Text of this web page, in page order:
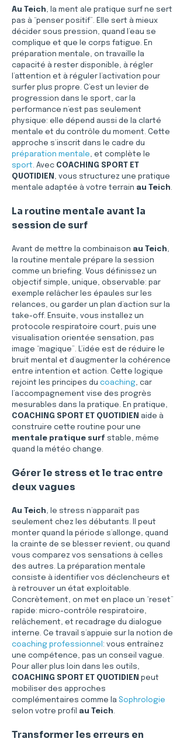
Au Teich, la ment ale pratique surf ne sert
pas à “penser positif”. Elle sert à mieux
décider sous pression, quand l’eau se
complique et que le corps fatigue. En
préparation mentale, on travaille la
capacité à rester disponible, à régler
l’attention et à réguler l’activation pour
surfer plus propre. C’est un levier de
progression dans le sport, car la
performance n’est pas seulement
physique: elle dépend aussi de la clarté
mentale et du contrôle du moment. Cette
approche s’inscrit dans le cadre du
préparation mentale, et complète le
sport. Avec COACHING SPORT ET
QUOTIDIEN , vous structurez une pratique
mentale adaptée à votre terrain au Teich.
La routine mentale avant la
session de surf
Avant de mettre la combinaison au Teich,
la routine mentale prépare la session
comme un briefing. Vous définissez un
objectif simple, unique, observable: par
exemple relâcher les épaules sur les
relances, ou garder un plan d’action sur la
take-off. Ensuite, vous installez un
protocole respiratoire court, puis une
visualisation orientée sensation, pas
image “magique”. L’idée est de réduire le
bruit mental et d’augmenter la cohérence
entre intention et action. Cette logique
rejoint les principes du coaching, car
l’accompagnement vise des progrès
mesurables dans la pratique. En pratique,
COACHING SPORT ET QUOTIDIEN aide à
construire cette routine pour une
mentale pratique surf stable, même
quand la météo change.
Gérer le stress et le trac entre
deux vagues
Au Teich, le stress n’apparaît pas
seulement chez les débutants. Il peut
monter quand la période s’allonge, quand
la crainte de se blesser revient, ou quand
vous comparez vos sensations à celles
des autres. La préparation mentale
consiste à identifier vos déclencheurs et
à retrouver un état exploitable.
Concrètement, on met en place un “reset”
rapide: micro-contrôle respiratoire,
relâchement, et recadrage du dialogue
interne. Ce travail s’appuie sur la notion de
coaching professionnel : vous entraînez
une compétence, pas un conseil vague.
Pour aller plus loin dans les outils,
COACHING SPORT ET QUOTIDIEN peut
mobiliser des approches
complémentaires comme la Sophrologie
selon votre profil au Teich.
Transformer les erreurs en